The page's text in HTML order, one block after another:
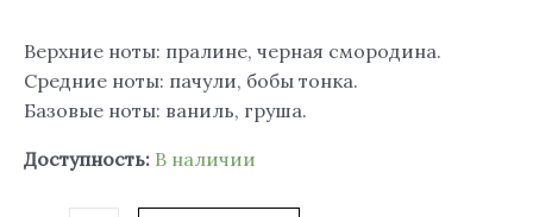
Верхние ноты: пралине, черная смородина.
Средние ноты: пачули, бобы тонка.
Базовые ноты: ваниль, груша.
Доступность: В наличии